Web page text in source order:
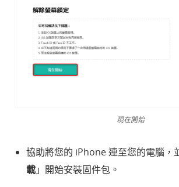
現在開始
協助將您的 iPhone 連至您的電腦，
載」開始安裝固件包。